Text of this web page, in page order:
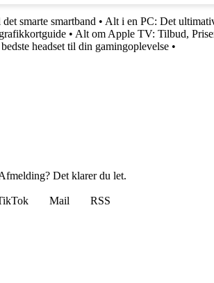
smarte smartband • Alt i en PC: Det
• Alt om Apple TV: Tilbud,
headset til din gamingoplevelse •
Det klarer du let.
Mail
RSS